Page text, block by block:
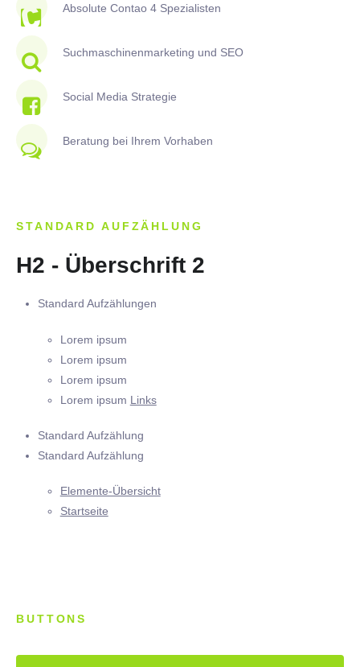
Absolute Contao 4 Spezialisten
Suchmaschinenmarketing und SEO
Social Media Strategie
Beratung bei Ihrem Vorhaben
STANDARD AUFZÄHLUNG
H2 - Überschrift 2
Standard Aufzählungen
Lorem ipsum
Lorem ipsum
Lorem ipsum
Lorem ipsum Links
Standard Aufzählung
Standard Aufzählung
Elemente-Übersicht
Startseite
BUTTONS